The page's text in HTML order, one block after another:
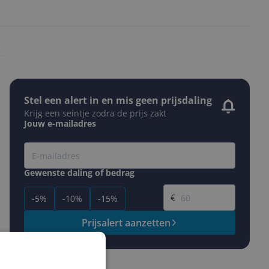
Stel een alert in en mis geen prijsdaling
Krijg een seintje zodra de prijs zakt
Jouw e-mailadres
Gewenste daling of bedrag
-5% -10% -15%
Gewenste prijs
€
Prijsalert aanzetten